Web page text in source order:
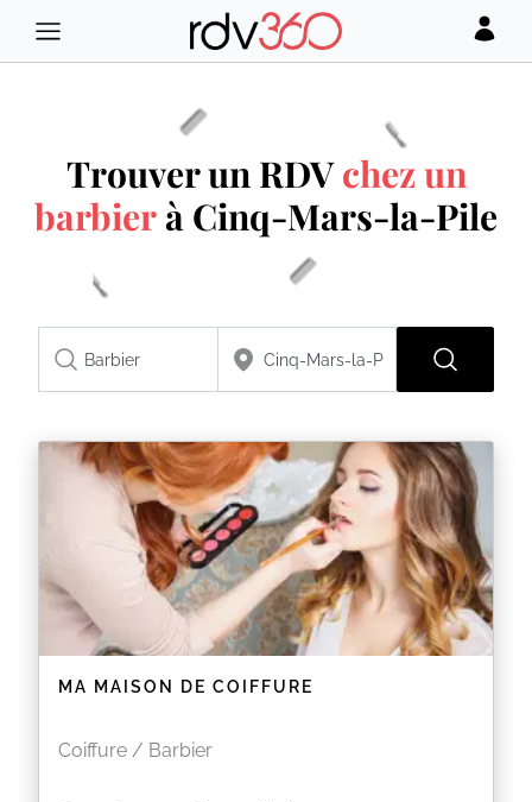
Trouver un RDVchez un
barbierà Cinq-Mars-la-Pile
MA MAISON DE COIFFURE
Coiffure / Barbier